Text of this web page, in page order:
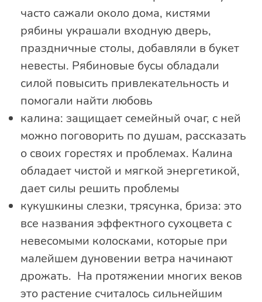
часто сажали около дома, кистями
рябины украшали входную дверь,
праздничные столы, добавляли в букет
невесты. Рябиновые бусы обладали
силой повысить привлекательность и
помогали найти любовь
калина: защищает семейный очаг, с ней
можно поговорить по душам, рассказать
о своих горестях и проблемах. Калина
обладает чистой и мягкой энергетикой,
дает силы решить проблемы
кукушкины слезки, трясунка, бриза: это
все названия эффектного сухоцвета с
невесомыми колосками, которые при
малейшем дуновении ветра начинают
дрожать. На протяжении многих веков
это растение считалось сильнейшим